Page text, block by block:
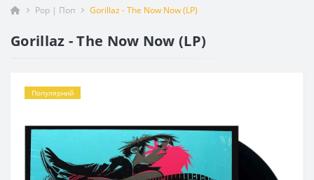
Pop | Поп Gorillaz - The Now Now (LP)
Gorillaz - The Now Now (LP)
Популярний